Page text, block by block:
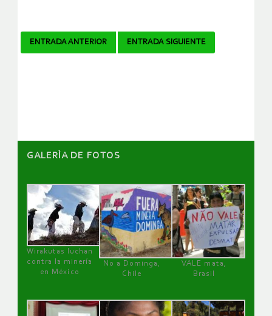
Navegador
ENTRADA ANTERIOR ENTRADA SIGUIENTE
GALERÌA DE FOTOS
Wirakutas luchan
contra la minería
en México
No a Dominga,
Chile
VALE mata,
Brasil